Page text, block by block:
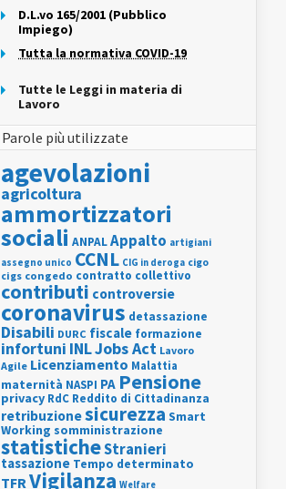
D.L.vo 165/2001 (Pubblico
Impiego)
Tutta la normativa COVID-19
Tutte le Leggi in materia di
Lavoro
Parole più utilizzate
agevolazioni
agricoltura
ammortizzatori
sociali ANPALAppalto artigiani
assegno unico CCNL CIG in deroga cigo
cigs congedo contratto collettivo
contributi controversie
coronavirus detassazione
Disabili DURC fiscale formazione
infortuni INLJobs Act Lavoro
Agile Licenziamento Malattia
maternità NASPI PA Pensione
privacy RdC Reddito di Cittadinanza
retribuzionesicurezza Smart
Working somministrazione
statisticheStranieri
tassazione Tempo determinato
TFRVigilanza Welfare